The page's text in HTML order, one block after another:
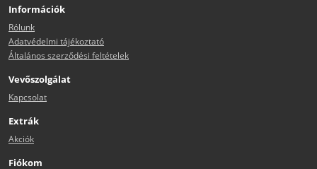
Információk
Rólunk
Adatvédelmi tájékoztató
Általános szerződési feltételek
Vevőszolgálat
Kapcsolat
Extrák
Akciók
Fiókom